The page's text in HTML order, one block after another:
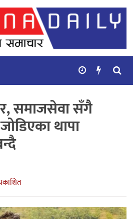
समाजसेवा सँगै
थापा